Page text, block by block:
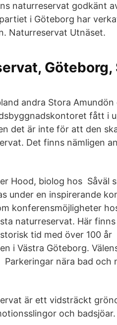
naturreservat godkänt
i Göteborg har
Naturreservat Utnäset.
Göteborg,
andra Stora Amundön
fått i
det är inte för att den
Det finns nämligen
Hood, biolog hos Såväl
under en inspirerande
konferensmöjligheter
naturreservat. Här
tid med över 100
i Västra Göteborg.
nära bad och
är ett vidsträckt
och badsjöar.